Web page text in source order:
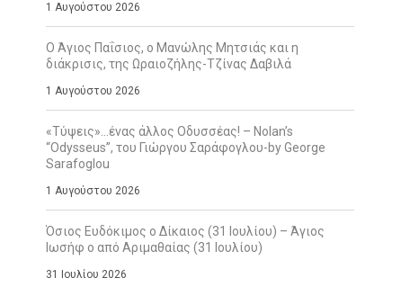
1 Αυγούστου 2026
Ο Άγιος Παΐσιος, ο Μανώλης Μητσιάς και η
διάκρισις, της Ωραιοζήλης-Τζίνας Δαβιλά
1 Αυγούστου 2026
«Τύψεις»…ένας άλλος Οδυσσέας! – Nolan’s
“Odysseus”, του Γιώργου Σαράφογλου-by George
Sarafoglou
1 Αυγούστου 2026
Όσιος Ευδόκιμος ο Δίκαιος (31 Ιουλίου) – Άγιος
Ιωσήφ ο από Αριμαθαίας (31 Ιουλίου)
31 Ιουλίου 2026